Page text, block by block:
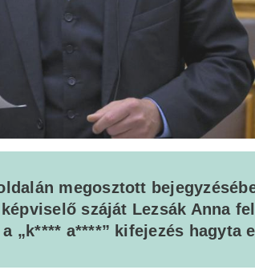
megosztott
száját Lezsák Anna
„k**** a****” kifejezés hagyta